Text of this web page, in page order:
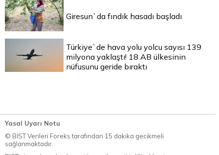
Giresun`da fındık hasadı başladı
Türkiye`de hava yolu yolcu sayısı 139
milyona yaklaştı! 18 AB ülkesinin
nüfusunu geride bıraktı
Yasal Uyarı Notu
© BİST Verileri Foreks tarafından 15 dakika gecikmeli
sağlanmaktadır.